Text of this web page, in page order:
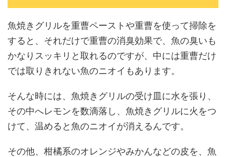
魚焼きグリルを重曹ペーストや重曹を使って掃除を
すると、それだけで重曹の消臭効果で、魚の臭いも
かなりスッキリと取れるのですが、中には重曹だけ
では取りきれない魚のニオイもあります。
そんな時には、魚焼きグリルの受け皿に水を張り、
その中へレモンを数滴落し、魚焼きグリルに火をつ
けて、温めると魚のニオイが消えるんです。
その他、柑橘系のオレンジやみかんなどの皮を、魚